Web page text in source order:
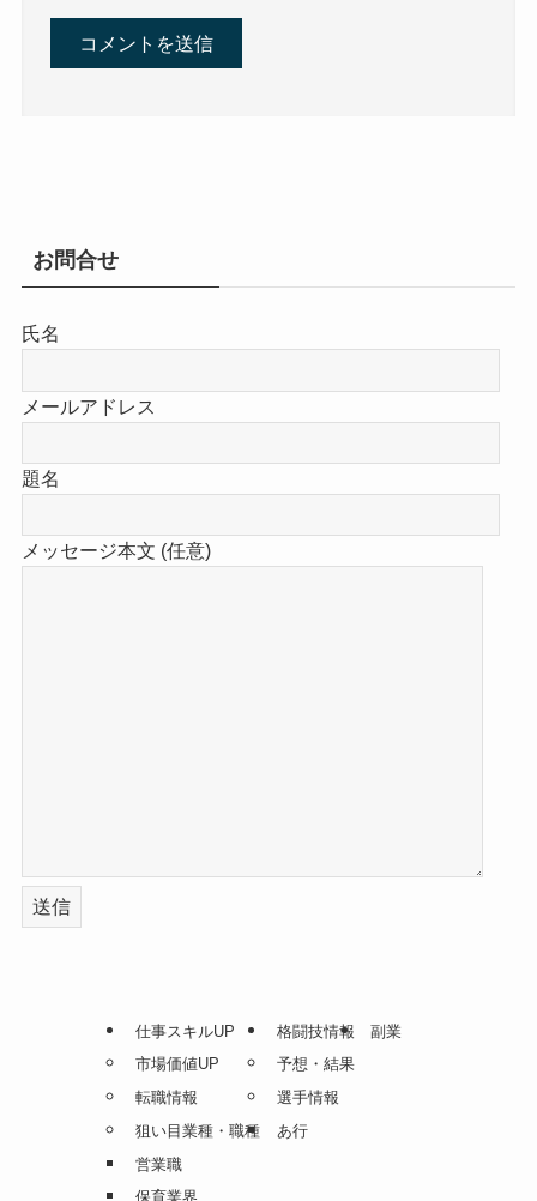
お問合せ
氏名
メールアドレス
題名
メッセージ本文 (任意)
仕事スキルUP
市場価値UP
転職情報
狙い目業種・職種
営業職
保育業界
格闘技情報
予想・結果
選手情報
あ行
副業